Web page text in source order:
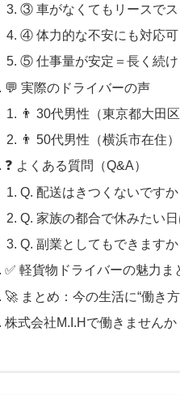
③ 車がなくてもリースでス
④ 体力的な不安にも対応可
⑤ 仕事量が安定＝長く続け
💬 実際のドライバーの声
👨 30代男性（東京都大田区
👨 50代男性（横浜市在住）
❓ よくある質問（Q&A）
Q. 配送はきつくないですか
Q. 家族の都合で休みたい
Q. 副業としてもできますか
✅ 軽貨物ドライバーの魅力ま
🚀 まとめ：今の生活に“働き
株式会社M.I.Hで働きませんか